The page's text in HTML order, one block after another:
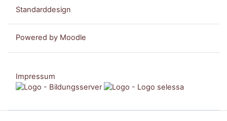
Standarddesign
Powered by Moodle
Impressum